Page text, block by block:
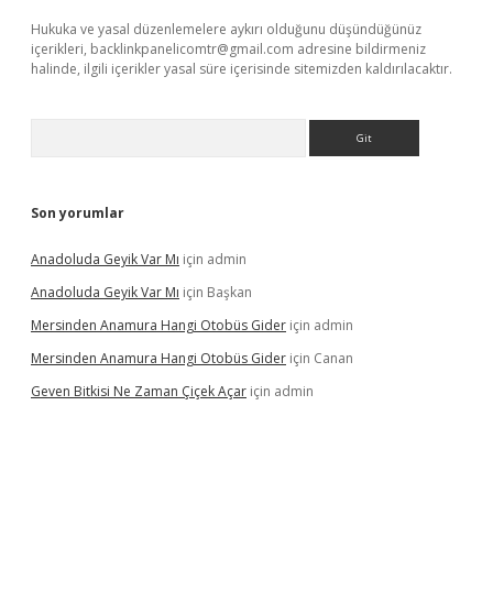
Hukuka ve yasal düzenlemelere aykırı olduğunu düşündüğünüz
içerikleri, backlinkpanelicomtr@gmail.com adresine bildirmeniz
halinde, ilgili içerikler yasal süre içerisinde sitemizden kaldırılacaktır.
Son yorumlar
Anadoluda Geyik Var Mı için admin
Anadoluda Geyik Var Mı için Başkan
Mersinden Anamura Hangi Otobüs Gider için admin
Mersinden Anamura Hangi Otobüs Gider için Canan
Geven Bitkisi Ne Zaman Çiçek Açar için admin